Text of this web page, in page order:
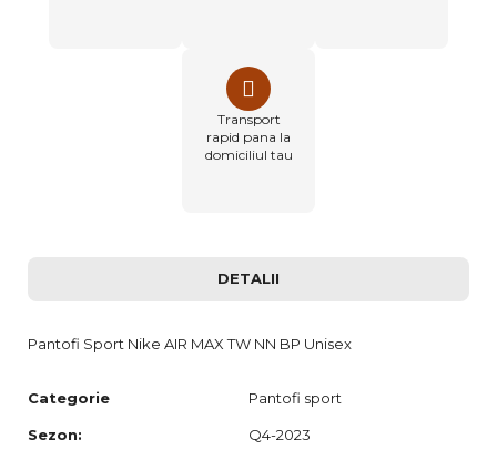
Transport
rapid pana la
domiciliul tau
DETALII
Pantofi Sport Nike AIR MAX TW NN BP Unisex
Categorie Pantofi sport
Sezon: Q4-2023